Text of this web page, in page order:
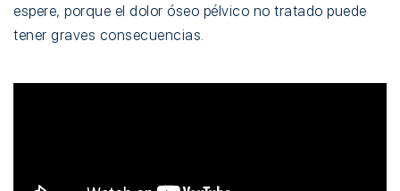
espere, porque el dolor óseo pélvico no tratado puede
tener graves consecuencias.